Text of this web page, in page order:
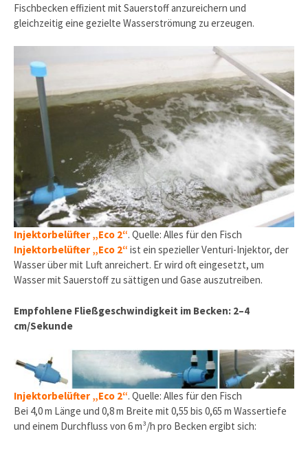
Fischbecken effizient mit Sauerstoff anzureichern und
gleichzeitig eine gezielte Wasserströmung zu erzeugen.
Injektorbelüfter „Eco 2“. Quelle: Alles für den Fisch
Injektorbelüfter „Eco 2“ ist ein spezieller Venturi-Injektor, der
Wasser über mit Luft anreichert. Er wird oft eingesetzt, um
Wasser mit Sauerstoff zu sättigen und Gase auszutreiben.
Empfohlene Fließgeschwindigkeit im Becken: 2–4
cm/Sekunde
Injektorbelüfter „Eco 2“. Quelle: Alles für den Fisch
Bei 4,0 m Länge und 0,8 m Breite mit 0,55 bis 0,65 m Wassertiefe
und einem Durchfluss von 6 m³/h pro Becken ergibt sich: